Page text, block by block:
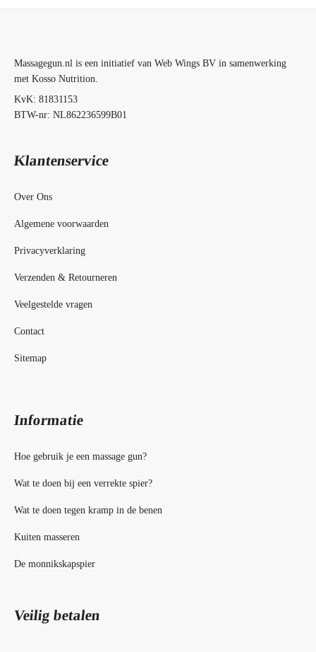
Massagegun.nl is een initiatief van Web Wings BV in samenwerking
met Kosso Nutrition.
KvK: 81831153
BTW-nr: NL862236599B01
Klantenservice
Over Ons
Algemene voorwaarden
Privacyverklaring
Verzenden & Retourneren
Veelgestelde vragen
Contact
Sitemap
Informatie
Hoe gebruik je een massage gun?
Wat te doen bij een verrekte spier?
Wat te doen tegen kramp in de benen
Kuiten masseren
De monnikskapspier
Veilig betalen